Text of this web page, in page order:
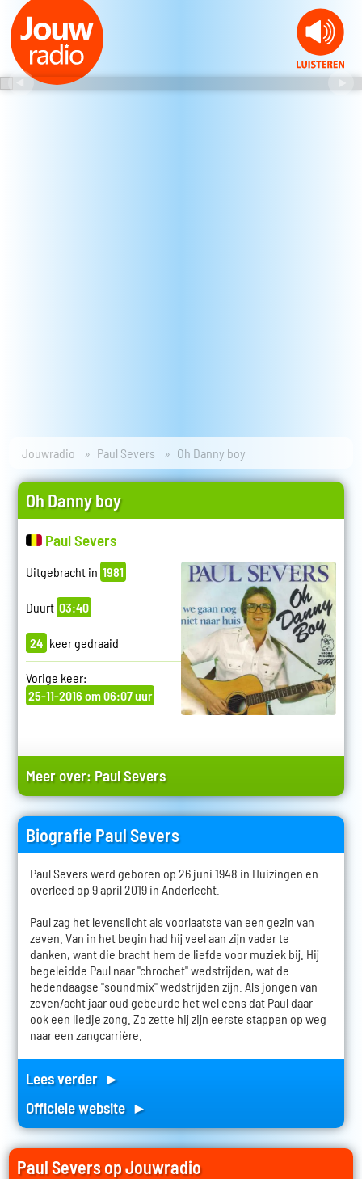
Jouwradio Paul Severs Oh Danny boy
Oh Danny boy
Paul Severs
Uitgebracht in 1981
Duurt 03:40
24 keer gedraaid
Vorige keer:
25-11-2016 om 06:07 uur
Meer over: Paul Severs
Biografie Paul Severs
Paul Severs werd geboren op 26 juni 1948 in Huizingen en
overleed op 9 april 2019 in Anderlecht.
Paul zag het levenslicht als voorlaatste van een gezin van
zeven. Van in het begin had hij veel aan zijn vader te
danken, want die bracht hem de liefde voor muziek bij. Hij
begeleidde Paul naar "chrochet" wedstrijden, wat de
hedendaagse "soundmix" wedstrijden zijn. Als jongen van
zeven/acht jaar oud gebeurde het wel eens dat Paul daar
ook een liedje zong. Zo zette hij zijn eerste stappen op weg
naar een zangcarrière.
Lees verder ►
Officiele website ►
Paul Severs op Jouwradio